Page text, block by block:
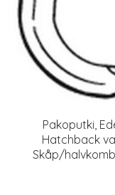
Pakoputki,
Hatchback
Skåp/